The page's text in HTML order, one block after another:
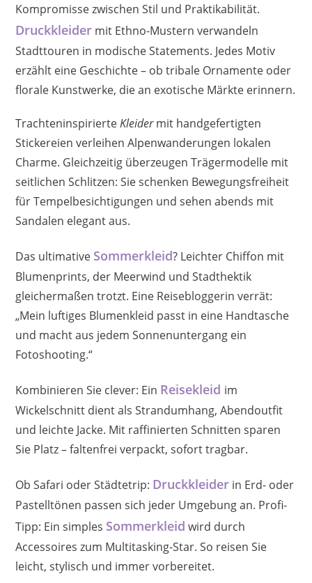
Kompromisse zwischen Stil und Praktikabilität.
Druckkleider mit Ethno-Mustern verwandeln
Stadttouren in modische Statements. Jedes Motiv
erzählt eine Geschichte – ob tribale Ornamente oder
florale Kunstwerke, die an exotische Märkte erinnern.
TrachteninspirierteKleidermit handgefertigten
Stickereien verleihen Alpenwanderungen lokalen
Charme. Gleichzeitig überzeugen Trägermodelle mit
seitlichen Schlitzen: Sie schenken Bewegungsfreiheit
für Tempelbesichtigungen und sehen abends mit
Sandalen elegant aus.
Das ultimative Sommerkleid? Leichter Chiffon mit
Blumenprints, der Meerwind und Stadthektik
gleichermaßen trotzt. Eine Reisebloggerin verrät:
„Mein luftiges Blumenkleid passt in eine Handtasche
und macht aus jedem Sonnenuntergang ein
Fotoshooting.“
Kombinieren Sie clever: Ein Reisekleid im
Wickelschnitt dient als Strandumhang, Abendoutfit
und leichte Jacke. Mit raffinierten Schnitten sparen
Sie Platz – faltenfrei verpackt, sofort tragbar.
Ob Safari oder Städtetrip: Druckkleider in Erd- oder
Pastelltönen passen sich jeder Umgebung an. Profi-
Tipp: Ein simples Sommerkleid wird durch
Accessoires zum Multitasking-Star. So reisen Sie
leicht, stylisch und immer vorbereitet.